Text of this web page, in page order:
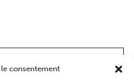
consentement